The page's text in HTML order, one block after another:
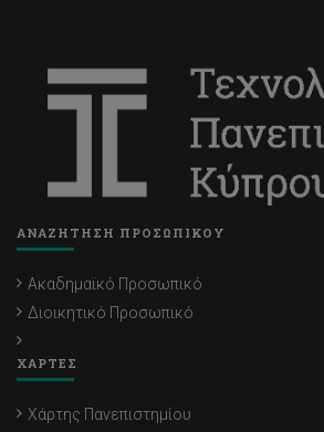
ΑΝΑΖΗΤΗΣΗ ΠΡΟΣΩΠΙΚΟΥ
Ακαδημαϊκό Προσωπικό
Διοικητικό Προσωπικό
ΧΑΡΤΕΣ
Χάρτης Πανεπιστημίου